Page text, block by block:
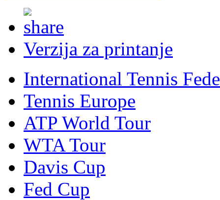
Verzija za printanje
International Tennis
Tennis Europe
ATP World Tour
WTA Tour
Davis Cup
Fed Cup